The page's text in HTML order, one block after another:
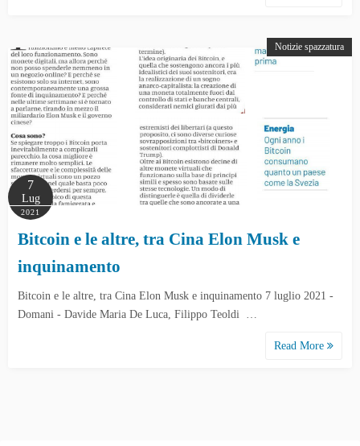
Notizie spazzatura
7
Lug
2021
Bitcoin e le altre, tra Cina Elon Musk e
inquinamento
Bitcoin e le altre, tra Cina Elon Musk e inquinamento 7 luglio 2021 -
Domani - Davide Maria De Luca, Filippo Teoldi …
Read More